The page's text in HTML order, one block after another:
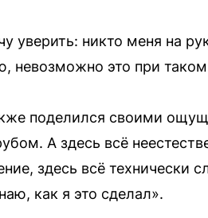
уверить: никто меня на
невозможно это при
поделился своими
А здесь всё
здесь всё технически
как я это сделал».